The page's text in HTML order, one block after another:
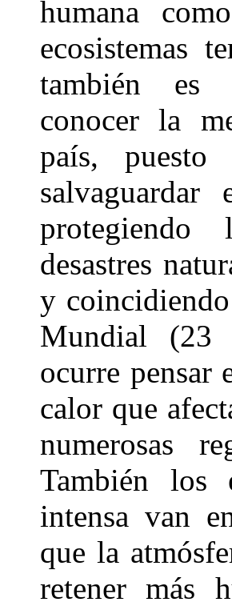
humana
ecosistemas
también es
conocer la
país,
salvaguardar
desastres
y
Mundial (23
ocurre pensar
calor que
numerosas
También los
intensa van
que la
retener más